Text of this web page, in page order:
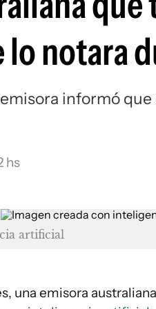
notara
informó
hs
artificial
una emisora